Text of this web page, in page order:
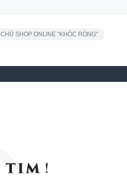
CHỦ SHOP ONLINE "KHÓC RÒNG"